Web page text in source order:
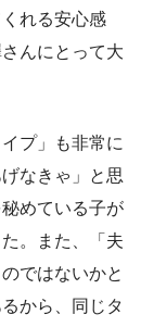
れる安心感
んにとって大
プ」も非常に
なきゃ」と思
めている子が
。また、「夫
ではないかと
から、同じタ